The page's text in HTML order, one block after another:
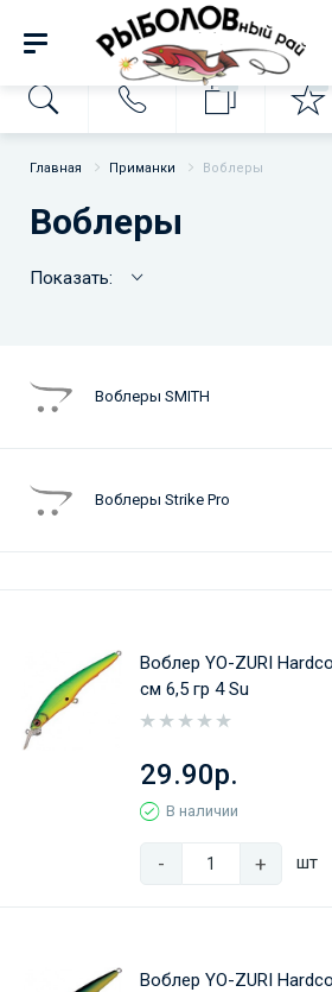
Главная Приманки Воблеры
Воблеры
Показать:
Воблеры SMITH
Воблеры Strike Pro
Воблер YO-ZURI
см 6,5 гр 4 Su
29.90р.
В наличии
- + шт
Воблер YO-ZURI